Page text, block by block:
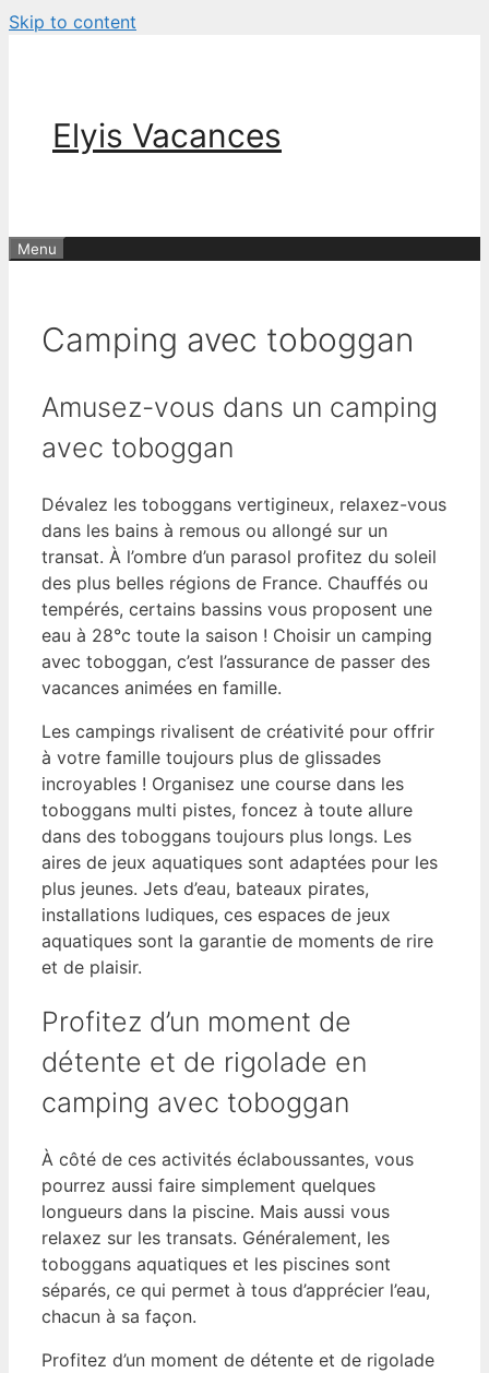
Skip to content
Elyis Vacances
Menu
Camping avec toboggan
Amusez-vous dans un camping
avec toboggan
Dévalez les toboggans vertigineux, relaxez-vous
dans les bains à remous ou allongé sur un
transat. À l’ombre d’un parasol profitez du soleil
des plus belles régions de France. Chauffés ou
tempérés, certains bassins vous proposent une
eau à 28°c toute la saison ! Choisir un camping
avec toboggan, c’est l’assurance de passer des
vacances animées en famille.
Les campings rivalisent de créativité pour offrir
à votre famille toujours plus de glissades
incroyables ! Organisez une course dans les
toboggans multi pistes, foncez à toute allure
dans des toboggans toujours plus longs. Les
aires de jeux aquatiques sont adaptées pour les
plus jeunes. Jets d’eau, bateaux pirates,
installations ludiques, ces espaces de jeux
aquatiques sont la garantie de moments de rire
et de plaisir.
Profitez d’un moment de
détente et de rigolade en
camping avec toboggan
À côté de ces activités éclaboussantes, vous
pourrez aussi faire simplement quelques
longueurs dans la piscine. Mais aussi vous
relaxez sur les transats. Généralement, les
toboggans aquatiques et les piscines sont
séparés, ce qui permet à tous d’apprécier l’eau,
chacun à sa façon.
Profitez d’un moment de détente et de rigolade